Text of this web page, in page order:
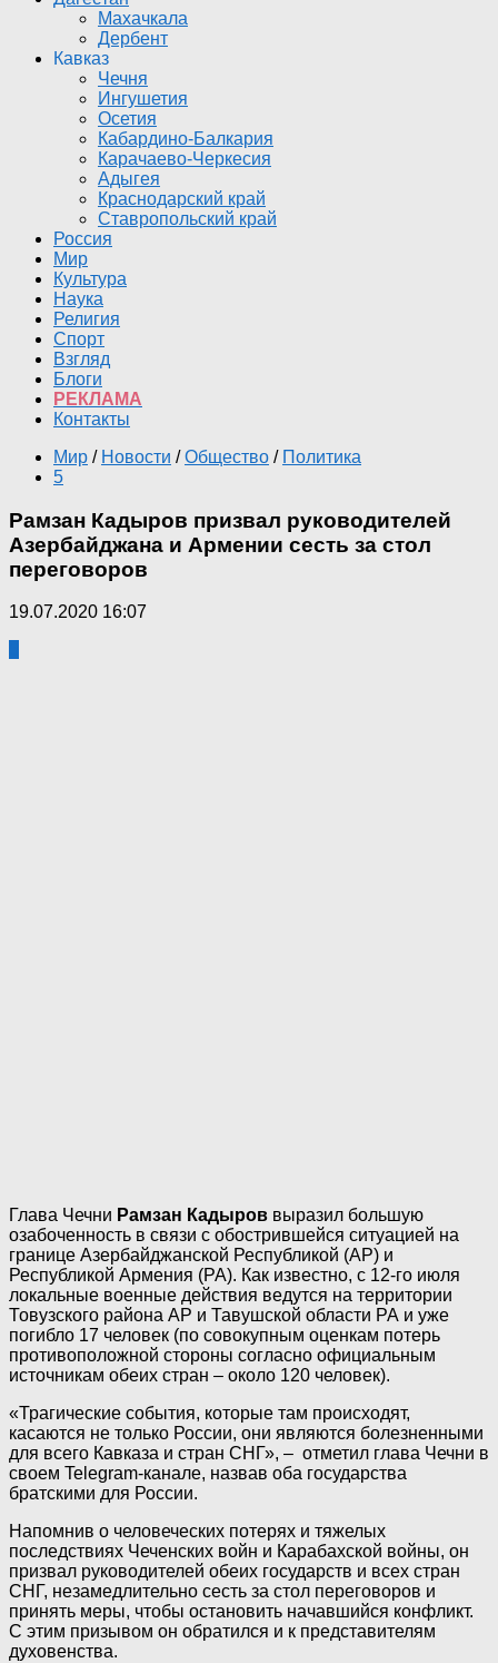
Махачкала
Дербент
Кавказ
Чечня
Ингушетия
Осетия
Кабардино-Балкария
Карачаево-Черкесия
Адыгея
Краснодарский край
Ставропольский край
Россия
Мир
Культура
Наука
Религия
Спорт
Взгляд
Блоги
РЕКЛАМА
Контакты
Мир / Новости / Общество / Политика
5
Рамзан Кадыров призвал руководителей
Азербайджана и Армении сесть за стол
переговоров
19.07.2020 16:07
Глава Чечни Рамзан Кадыров выразил большую
озабоченность в связи с обострившейся ситуацией на
границе Азербайджанской Республикой (АР) и
Республикой Армения (РА). Как известно, с 12-го июля
локальные военные действия ведутся на территории
Товузского района АР и Тавушской области РА и уже
погибло 17 человек (по совокупным оценкам потерь
противоположной стороны согласно официальным
источникам обеих стран – около 120 человек).
«Трагические события, которые там происходят,
касаются не только России, они являются болезненными
для всего Кавказа и стран СНГ», – отметил глава Чечни в
своем Telegram-канале, назвав оба государства
братскими для России.
Напомнив о человеческих потерях и тяжелых
последствиях Чеченских войн и Карабахской войны, он
призвал руководителей обеих государств и всех стран
СНГ, незамедлительно сесть за стол переговоров и
принять меры, чтобы остановить начавшийся конфликт.
С этим призывом он обратился и к представителям
духовенства.